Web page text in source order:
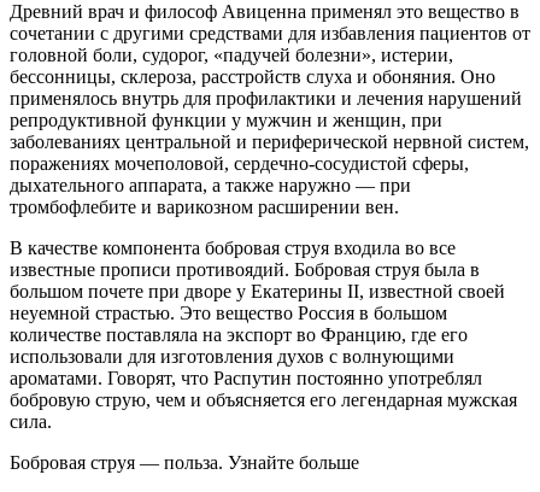
Древний врач и философ Авиценна применял это вещество в
сочетании с другими средствами для избавления пациентов от
головной боли, судорог, «падучей болезни», истерии,
бессонницы, склероза, расстройств слуха и обоняния. Оно
применялось внутрь для профилактики и лечения нарушений
репродуктивной функции у мужчин и женщин, при
заболеваниях центральной и периферической нервной систем,
поражениях мочеполовой, сердечно-сосудистой сферы,
дыхательного аппарата, а также наружно — при
тромбофлебите и варикозном расширении вен.
В качестве компонента бобровая струя входила во все
известные прописи противоядий. Бобровая струя была в
большом почете при дворе у Екатерины II, известной своей
неуемной страстью. Это вещество Россия в большом
количестве поставляла на экспорт во Францию, где его
использовали для изготовления духов с волнующими
ароматами. Говорят, что Распутин постоянно употреблял
бобровую струю, чем и объясняется его легендарная мужская
сила.
Бобровая струя — польза. Узнайте больше